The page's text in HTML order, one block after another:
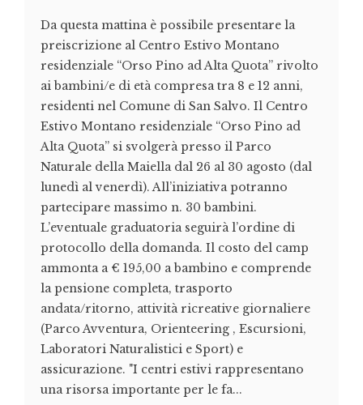
Da questa mattina è possibile presentare la
preiscrizione al Centro Estivo Montano
residenziale “Orso Pino ad Alta Quota” rivolto
ai bambini/e di età compresa tra 8 e 12 anni,
residenti nel Comune di San Salvo. Il Centro
Estivo Montano residenziale “Orso Pino ad
Alta Quota” si svolgerà presso il Parco
Naturale della Maiella dal 26 al 30 agosto (dal
lunedì al venerdì). All’iniziativa potranno
partecipare massimo n. 30 bambini.
L’eventuale graduatoria seguirà l’ordine di
protocollo della domanda. Il costo del camp
ammonta a € 195,00 a bambino e comprende
la pensione completa, trasporto
andata/ritorno, attività ricreative giornaliere
(Parco Avventura, Orienteering , Escursioni,
Laboratori Naturalistici e Sport) e
assicurazione. "I centri estivi rappresentano
una risorsa importante per le fa...